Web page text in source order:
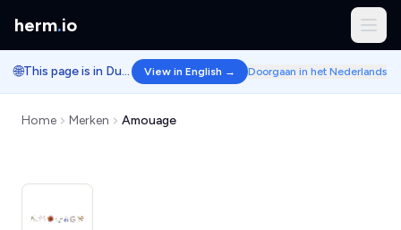
herm.io
🌐 This page is in Dutch. View in English → Doorgaan in het Nederlands
Home Merken Amouage